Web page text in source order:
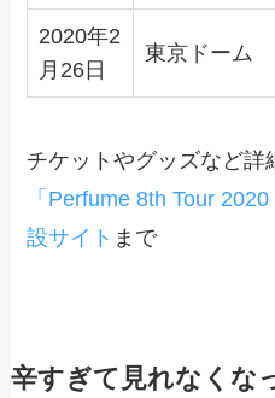
2020年2
月26日
東京ドーム
チケットやグッズなど詳
「Perfume 8th Tour
設サイト まで
辛すぎて見れなくな